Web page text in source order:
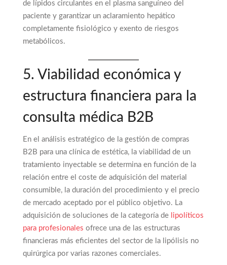
de lípidos circulantes en el plasma sanguíneo del
paciente y garantizar un aclaramiento hepático
completamente fisiológico y exento de riesgos
metabólicos.
5. Viabilidad económica y
estructura financiera para la
consulta médica B2B
En el análisis estratégico de la gestión de compras
B2B para una clínica de estética, la viabilidad de un
tratamiento inyectable se determina en función de la
relación entre el coste de adquisición del material
consumible, la duración del procedimiento y el precio
de mercado aceptado por el público objetivo. La
adquisición de soluciones de la categoría de lipolíticos
para profesionales ofrece una de las estructuras
financieras más eficientes del sector de la lipólisis no
quirúrgica por varias razones comerciales.